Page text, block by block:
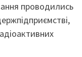
проводились